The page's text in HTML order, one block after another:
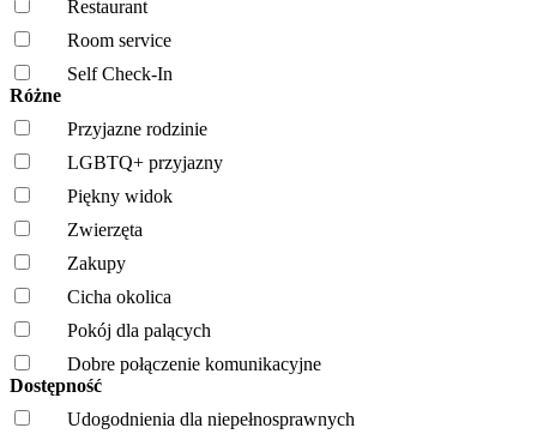
Restaurant
Room service
Self Check-In
Różne
Przyjazne rodzinie
LGBTQ+ przyjazny
Piękny widok
Zwierzęta
Zakupy
Cicha okolica
Pokój dla palących
Dobre połączenie komunikacyjne
Dostępność
Udogodnienia dla niepełnosprawnych